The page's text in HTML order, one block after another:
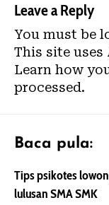
Leave a Reply
You must be
This site uses
Learn how
processed.
Baca pula:
Tips psikotes
lulusan SMA SMK